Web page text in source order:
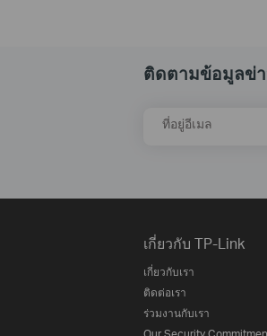
ติดตามข้อมูลข่
ที่อยู่อีเมล
เกี่ยวกับ TP-Link
เกี่ยวกับเรา
ติดต่อเรา
ร่วมงานกับเรา